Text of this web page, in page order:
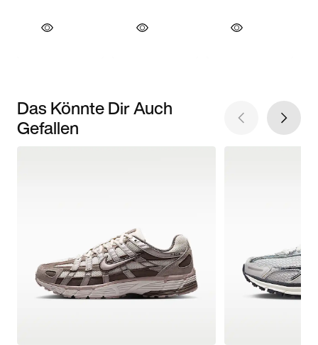
Das Könnte Dir Auch
Gefallen